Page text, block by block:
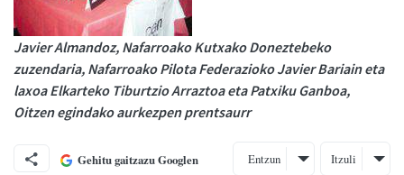
Javier Almandoz, Nafarroako Kutxako Doneztebeko
zuzendaria, Nafarroako Pilota Federazioko Javier Bariain eta
laxoa Elkarteko Tiburtzio Arraztoa eta Patxiku Ganboa,
Oitzen egindako aurkezpen prentsaurr
Gehitu gaitzazu Googlen Entzun Itzuli